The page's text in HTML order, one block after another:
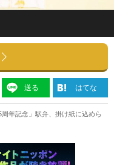
送る はてな
年記念」駅弁、掛け紙に込めら